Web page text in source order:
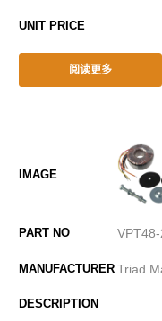
阅读更多
Triad